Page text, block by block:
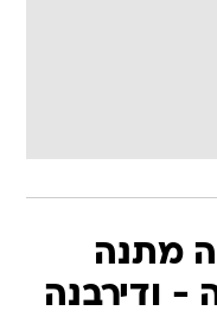
מתנה
- ודירבנה